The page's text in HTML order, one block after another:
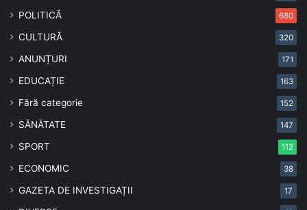
POLITICĂ 680
CULTURĂ 320
ANUNȚURI 171
EDUCAȚIE 163
Fără categorie 152
SĂNĂTATE 147
SPORT 112
ECONOMIC 38
GAZETA DE INVESTIGAȚII 17